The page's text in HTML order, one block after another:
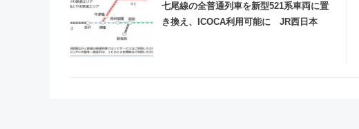
七尾線の全普通列車を新型521系車両に置
き換え、ICOCA利用可能に JR西日本